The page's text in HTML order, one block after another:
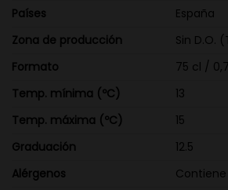
Países
España
Zona de producción
Sin D.O.
Formato
75 cl /
Temp. mínima (ºC)
13
Temp. máxima (ºC)
15
Graduación
12.5
Alérgenos